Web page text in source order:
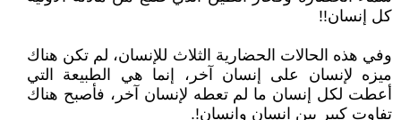
كل إنسان!!
وفي هذه الحالات الحضارية الثلاث للإنسان، لم تكن هناك
ميزه لإنسان على إنسان آخر، إنما هي الطبيعة التي
أعطت لكل إنسان ما لم تعطه لإنسان آخر، فأصبح هناك
تفاوت كبير بين انسان وانسان!.